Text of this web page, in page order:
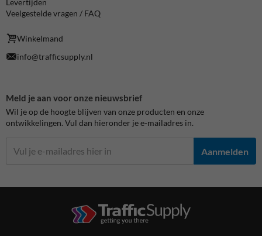
Levertijden
Veelgestelde vragen / FAQ
Winkelmand
info@trafficsupply.nl
Meld je aan voor onze nieuwsbrief
Wil je op de hoogte blijven van onze producten en onze
ontwikkelingen. Vul dan hieronder je e-mailadres in.
Aanmelden